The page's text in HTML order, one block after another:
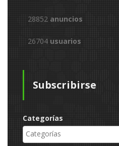
28852 anuncios
26704 usuarios
Subscribirse
Categorías